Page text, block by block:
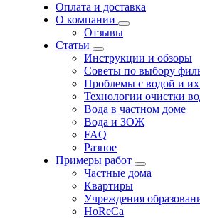
Оплата и доставка
О компании
Отзывы
Статьи
Инструкции и обзоры
Советы по выбору
Проблемы с водой и
Технологии очистки
Вода в частном доме
Вода и ЗОЖ
FAQ
Разное
Примеры работ
Частные дома
Квартиры
Учреждения
HoReCa